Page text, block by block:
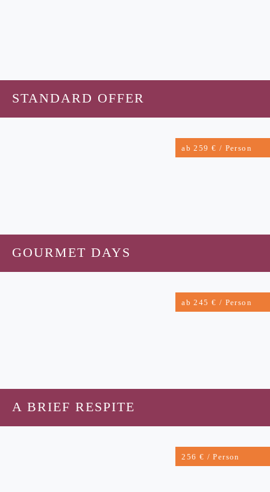
STANDARD OFFER
ab 259 € / Person
GOURMET DAYS
ab 245 € / Person
A BRIEF RESPITE
256 € / Person